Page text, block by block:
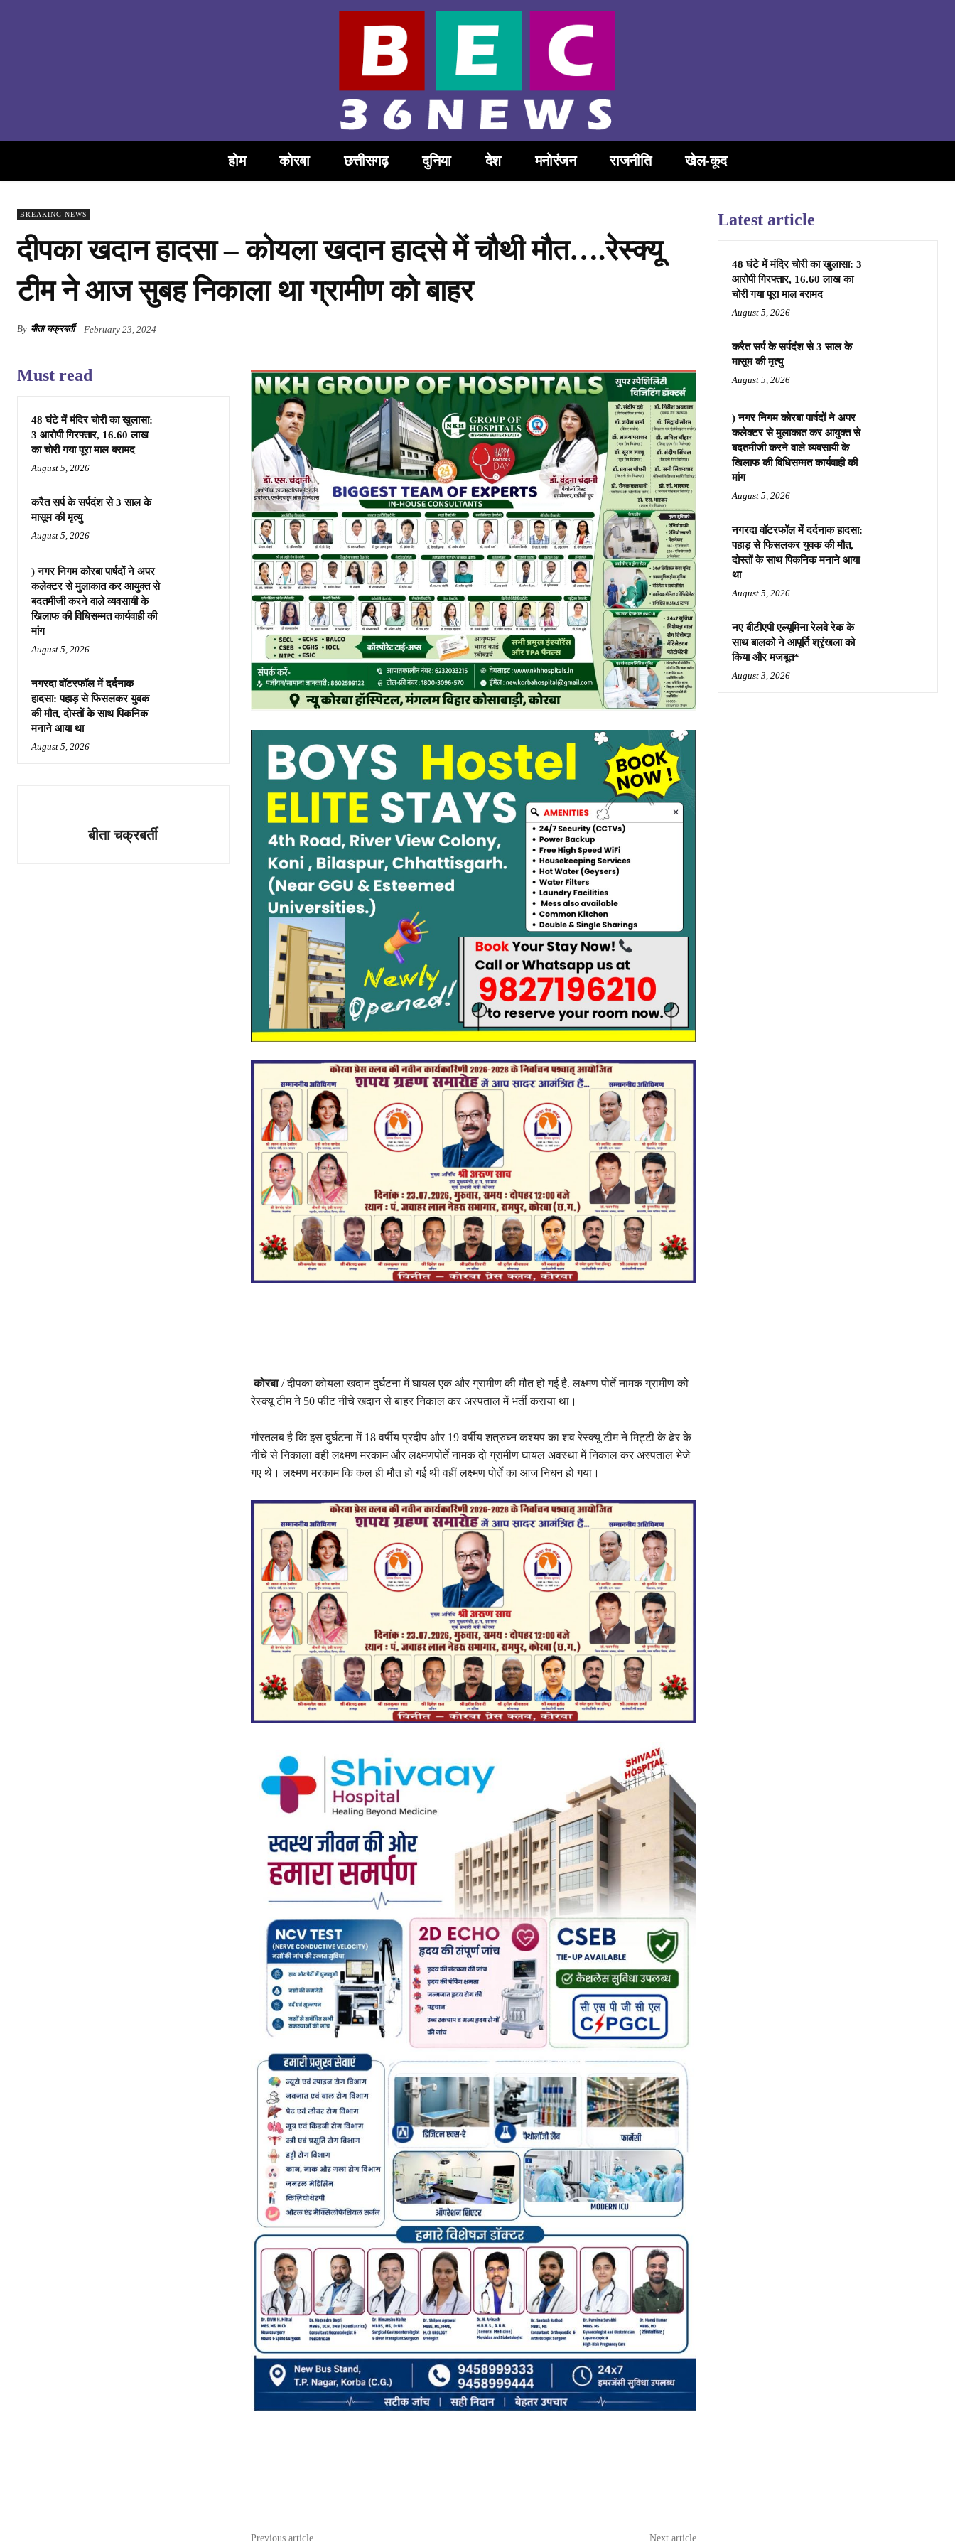
होम कोरबा छत्तीसगढ़ दुनिया देश मनोरंजन राजनीति खेल-कूद
BREAKING NEWS
दीपका खदान हादसा – कोयला खदान हादसे में चौथी मौत….रेस्क्यू
टीम ने आज सुबह निकाला था ग्रामीण को बाहर
By बीता चक्रबर्ती February 23, 2024
Must read
48 घंटे में मंदिर चोरी का खुलासा:
3 आरोपी गिरफ्तार, 16.60 लाख
का चोरी गया पूरा माल बरामद
August 5, 2026
करैत सर्प के सर्पदंश से 3 साल के
मासूम की मृत्यु
August 5, 2026
) नगर निगम कोरबा पार्षदों ने अपर
कलेक्टर से मुलाकात कर आयुक्त से
बदतमीजी करने वाले व्यवसायी के
खिलाफ की विधिसम्मत कार्यवाही की
मांग
August 5, 2026
नगरदा वॉटरफॉल में दर्दनाक
हादसा: पहाड़ से फिसलकर युवक
की मौत, दोस्तों के साथ पिकनिक
मनाने आया था
August 5, 2026
बीता चक्रबर्ती
कोरबा/ दीपका कोयला खदान दुर्घटना में घायल एक और ग्रामीण की मौत हो गई है. लक्ष्मण पोर्ते नामक ग्रामीण को
रेस्क्यू टीम ने 50 फीट नीचे खदान से बाहर निकाल कर अस्पताल में भर्ती कराया था।
गौरतलब है कि इस दुर्घटना में 18 वर्षीय प्रदीप और 19 वर्षीय शत्रुघ्न कश्यप का शव रेस्क्यू टीम ने मिट्टी के ढेर के
नीचे से निकाला वही लक्ष्मण मरकाम और लक्ष्मणपोर्ते नामक दो ग्रामीण घायल अवस्था में निकाल कर अस्पताल भेजे
गए थे। लक्ष्मण मरकाम कि कल ही मौत हो गई थी वहीं लक्ष्मण पोर्ते का आज निधन हो गया।
Previous article Next article
Latest article
48 घंटे में मंदिर चोरी का खुलासा: 3
आरोपी गिरफ्तार, 16.60 लाख का
चोरी गया पूरा माल बरामद
August 5, 2026
करैत सर्प के सर्पदंश से 3 साल के
मासूम की मृत्यु
August 5, 2026
) नगर निगम कोरबा पार्षदों ने अपर
कलेक्टर से मुलाकात कर आयुक्त से
बदतमीजी करने वाले व्यवसायी के
खिलाफ की विधिसम्मत कार्यवाही की
मांग
August 5, 2026
नगरदा वॉटरफॉल में दर्दनाक हादसा:
पहाड़ से फिसलकर युवक की मौत,
दोस्तों के साथ पिकनिक मनाने आया
था
August 5, 2026
नए बीटीएपी एल्यूमिना रेलवे रेक के
साथ बालको ने आपूर्ति श्रृंखला को
किया और मजबूत*
August 3, 2026